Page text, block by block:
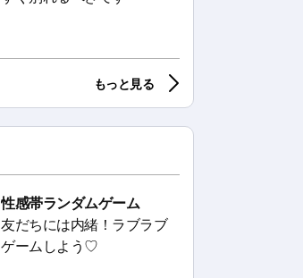
もっと見る
性感帯ランダムゲーム
友だちには内緒！ラブラブ
ゲームしよう♡